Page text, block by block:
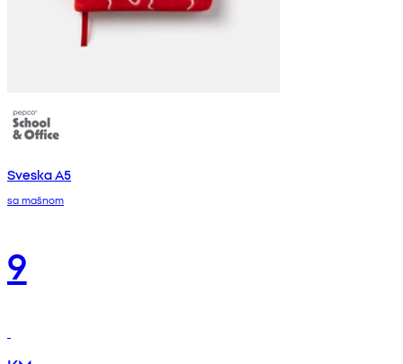
Sveska A5
sa mašnom
9